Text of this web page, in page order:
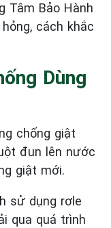
Tâm Bảo Hành
cách khắc
Dùng
chống giật
đun lên nước
giật mới.
sử dụng rơle
qua quá trình